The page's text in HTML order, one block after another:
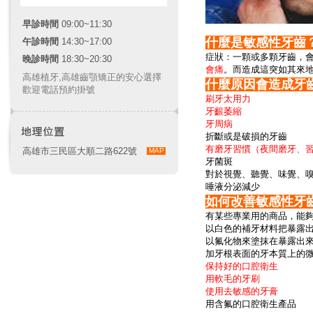
早診時間 09:00~11:30
午診時間 14:30~17:00
晚診時間 18:30~20:30
高雄植牙,高雄齒顎矯正的安心選擇
歡迎電話預約掛號
MAP
高雄市三民區大順二路622號
什麼是敏感性牙齒
症狀：一顆或多顆牙齒，
會痛。而造成這突如其來
什麼原因會造成牙
刷牙太用力
牙齦萎縮
牙周病
折斷或是破損的牙齒
有磨牙習慣（夜間磨牙、
牙菌斑
對於視覺、聽覺、味覺、
唾液分泌減少
如何改善敏感性牙
有某些專業用的商品，能
以白色的補牙材料把暴露
以氟化物來塗抹在暴露出
加牙根表面的牙本質上的
保持好的口腔衛生
用軟毛的牙刷
使用去敏感的牙膏
用含氟的口腔衛生產品